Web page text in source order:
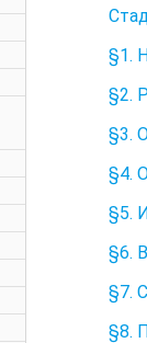
§1.
§2.
§3.
§4.
§5.
§6.
§7.
§8.